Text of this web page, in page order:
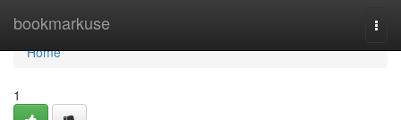
bookmarkuse
Home
Home
1